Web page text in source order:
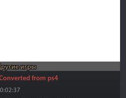
игры
from ps4